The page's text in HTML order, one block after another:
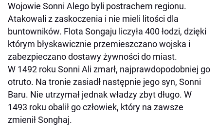
Wojowie Sonni Alego byli postrachem regionu.
Atakowali z zaskoczenia i nie mieli litości dla
buntowników. Flota Songaju liczyła 400 łodzi, dzięki
którym błyskawicznie przemieszczano wojska i
zabezpieczano dostawy żywności do miast.
W 1492 roku Sonni Ali zmarł, najprawdopodobniej go
otruto. Na tronie zasiadł następnie jego syn, Sonni
Baru. Nie utrzymał jednak władzy zbyt długo. W
1493 roku obalił go człowiek, który na zawsze
zmienił Songhaj.